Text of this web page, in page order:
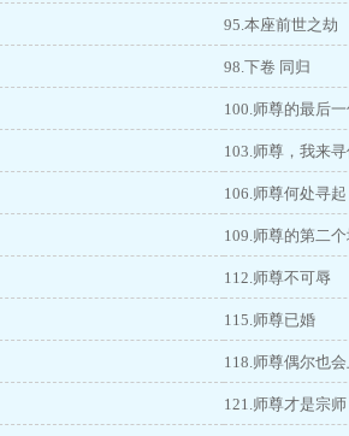
95.本座前世之劫
98.下卷 同归
100.师尊的最后
103.师尊，我来寻
106.师尊何处寻起
109.师尊的第二
112.师尊不可辱
115.师尊已婚
118.师尊偶尔也会
121.师尊才是宗师